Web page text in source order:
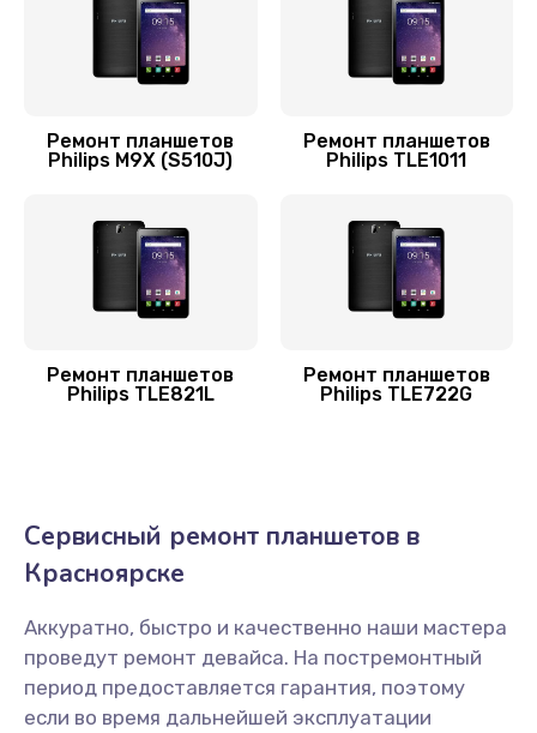
Замена разъема питания
700 руб.
Замена платы управления (мат.платы, мейн
Заказать
Замена стекла
Ремонт планшетов
Philips M9X (S510J)
Ремонт планшетов
Philips TLE1011
Ремонт планшетов
Philips TLE821L
Ремонт планшетов
Philips TLE722G
Сервисный ремонт планшетов в
Красноярске
Аккуратно, быстро и качественно наши мастера
проведут ремонт девайса. На постремонтный
период предоставляется гарантия, поэтому
если во время дальнейшей эксплуатации